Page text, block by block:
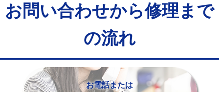
モルタル補修（厚さ10㎝超え） 38,500円
※給水管工事は20mmまでの価格です。
お問い合わせから修理まで
の流れ
お電話または